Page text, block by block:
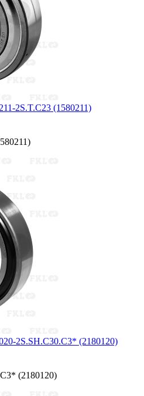
2S.T.C23 (1580211)
2S.SH.C30.C3* (2180120)
(2180120)